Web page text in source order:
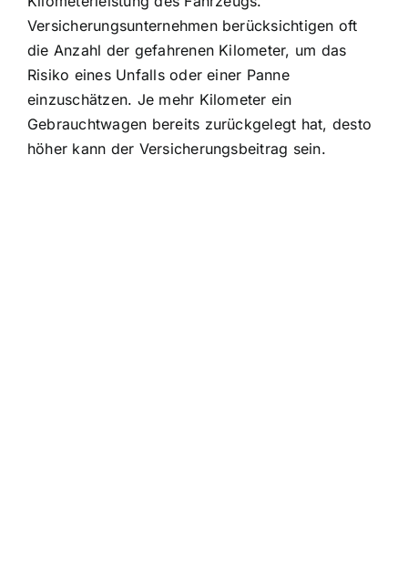
Versicherungsunternehmen berücksichtigen oft
die Anzahl der gefahrenen Kilometer, um das
Risiko eines Unfalls oder einer Panne
einzuschätzen. Je mehr Kilometer ein
Gebrauchtwagen bereits zurückgelegt hat, desto
höher kann der Versicherungsbeitrag sein.